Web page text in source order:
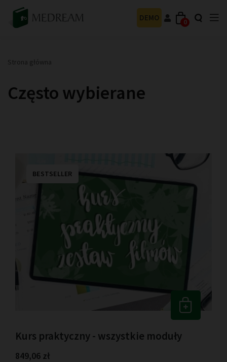
DEMO 0
Strona główna
Często wybierane
BESTSELLER
Kurs praktyczny - wszystkie moduły
849,06 zł